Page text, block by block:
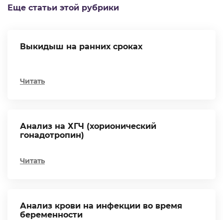
Еще статьи этой рубрики
Выкидыш на ранних сроках
Читать
Анализ на ХГЧ (хорионический
гонадотропин)
Читать
Анализ крови на инфекции во время
беременности